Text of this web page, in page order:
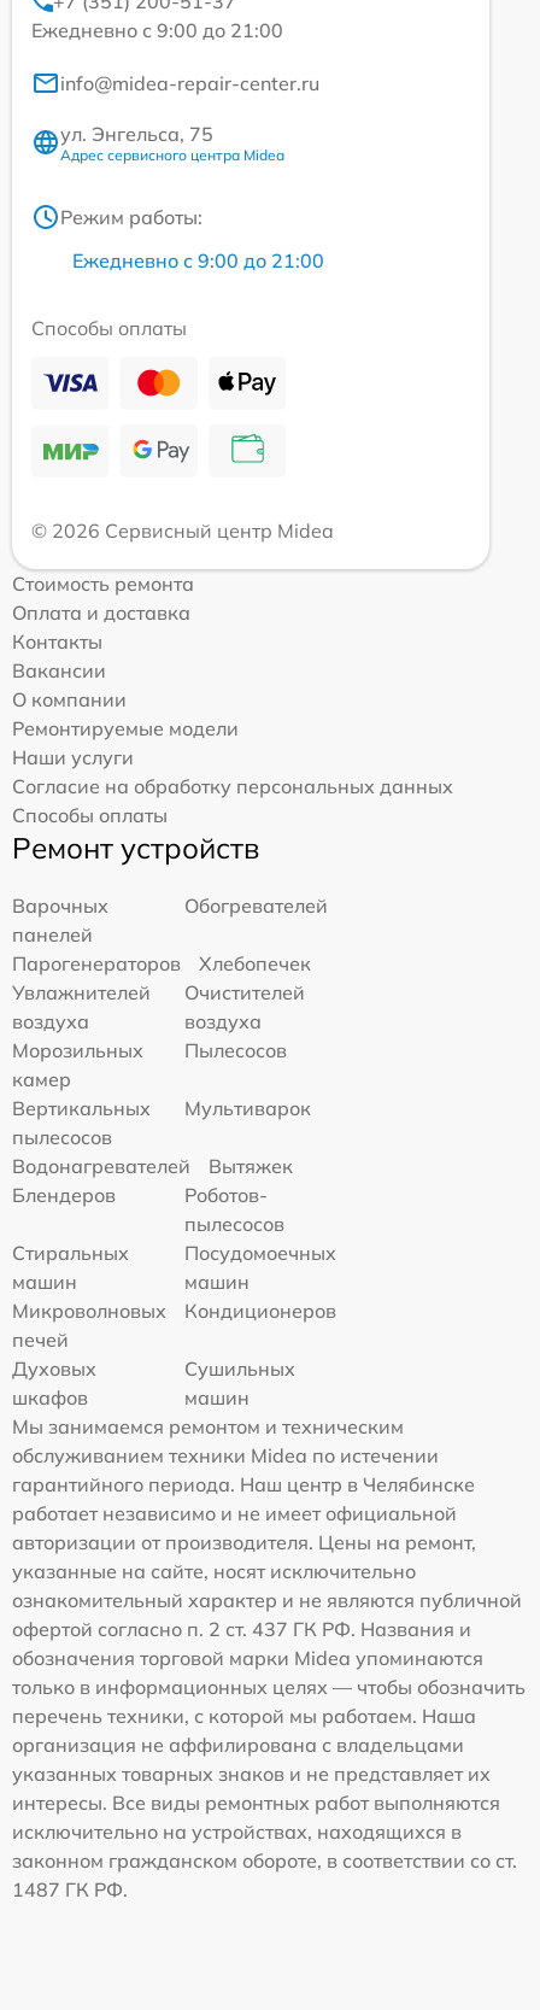
Ежедневно с 9:00 до 21:00
info@midea-repair-center.ru
ул. Энгельса, 75
Адрес сервисного центра Midea
Режим работы:
Ежедневно с 9:00 до 21:00
Способы оплаты
© 2026 Сервисный центр Midea
Стоимость ремонта
Оплата и доставка
Контакты
Вакансии
О компании
Ремонтируемые модели
Наши услуги
Согласие на обработку персональных данных
Способы оплаты
Ремонт устройств
Варочных
панелей
Обогревателей
Парогенераторов
Хлебопечек
Увлажнителей
воздуха
Очистителей
воздуха
Морозильных
камер
Пылесосов
Вертикальных
пылесосов
Мультиварок
Водонагревателей
Вытяжек
Блендеров
Роботов-
пылесосов
Стиральных
машин
Посудомоечных
машин
Микроволновых
печей
Кондиционеров
Духовых
шкафов
Сушильных
машин
Мы занимаемся ремонтом и техническим
обслуживанием техники Midea по истечении
гарантийного периода. Наш центр в Челябинске
работает независимо и не имеет официальной
авторизации от производителя. Цены на ремонт,
указанные на сайте, носят исключительно
ознакомительный характер и не являются публичной
офертой согласно п. 2 ст. 437 ГК РФ. Названия и
обозначения торговой марки Midea упоминаются
только в информационных целях — чтобы обозначить
перечень техники, с которой мы работаем. Наша
организация не аффилирована с владельцами
указанных товарных знаков и не представляет их
интересы. Все виды ремонтных работ выполняются
исключительно на устройствах, находящихся в
законном гражданском обороте, в соответствии со ст.
1487 ГК РФ.